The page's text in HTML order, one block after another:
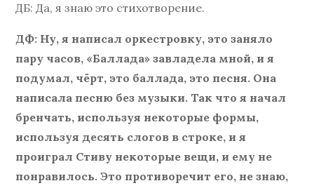
ДБ: Да, я знаю это стихотворение.
ДФ: Ну, я написал оркестровку, это заняло
пару часов, «Баллада» завладела мной, и я
подумал, чёрт, это баллада, это песня. Она
написала песню без музыки. Так что я начал
бренчать, используя некоторые формы,
используя десять слогов в строке, и я
проиграл Стиву некоторые вещи, и ему не
понравилось. Это противоречит его, не знаю,